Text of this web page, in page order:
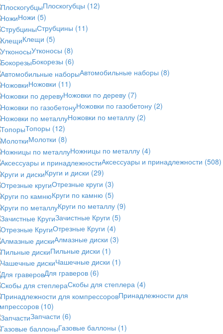
Плоскогубцы (12)
Ножи (5)
Струбцины (11)
Клещи (5)
Утконосы (8)
Бокорезы (6)
Автомобильные наборы (8)
Ножовки (11)
Ножовки по дереву (7)
Ножовки по газобетону (2)
Ножовки по металлу (2)
Топоры (12)
Молотки (8)
Ножницы по металлу (4)
Аксессуары и принадлежности (508)
Круги и диски (29)
Отрезные круги (3)
Круги по камню (5)
Круги по металлу (9)
Зачистные Круги (5)
Отрезные Круги (4)
Алмазные диски (3)
Пильные диски (1)
Чашечные диски (1)
Для граверов (6)
Скобы для степлера (4)
Принадлежности для
(10)
Запчасти (6)
Газовые баллоны (1)